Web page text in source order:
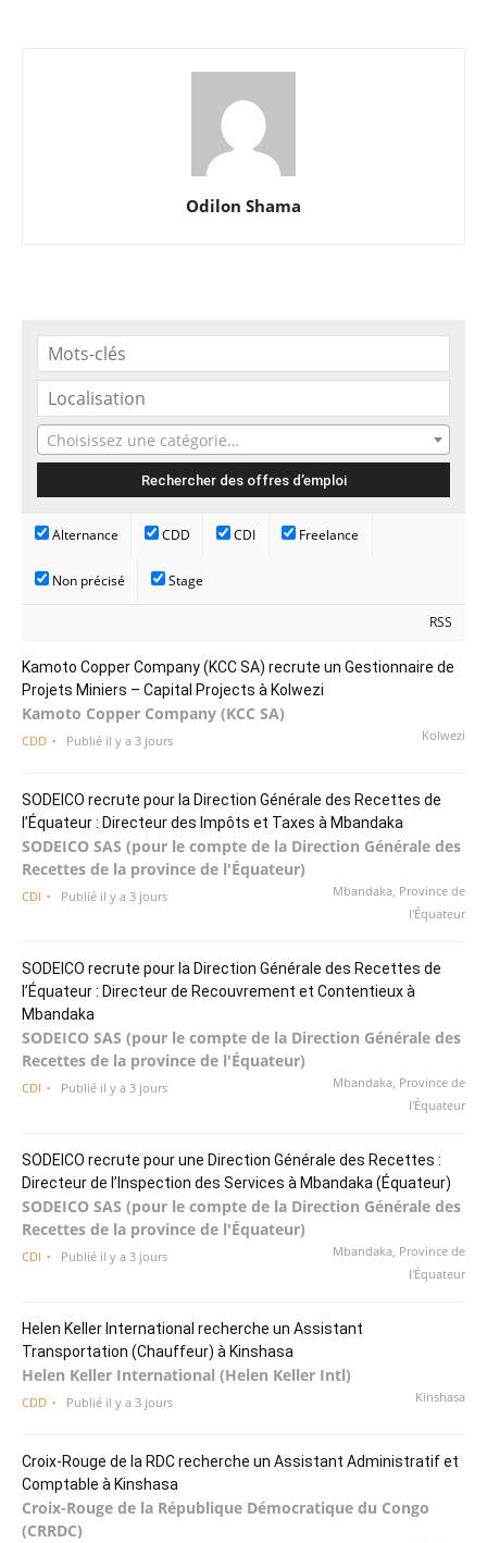
Odilon Shama
Choisissez une catégorie…
Alternance CDD CDI Freelance
Non précisé Stage
RSS
Kamoto Copper Company (KCC SA) recrute un Gestionnaire de
Projets Miniers – Capital Projects à Kolwezi
Kamoto Copper Company (KCC SA)
Kolwezi
CDD Publié il y a 3 jours
SODEICO recrute pour la Direction Générale des Recettes de
l’Équateur : Directeur des Impôts et Taxes à Mbandaka
SODEICO SAS (pour le compte de la Direction Générale des
Recettes de la province de l'Équateur)
Mbandaka, Province de
l'Équateur
CDI Publié il y a 3 jours
SODEICO recrute pour la Direction Générale des Recettes de
l’Équateur : Directeur de Recouvrement et Contentieux à
Mbandaka
SODEICO SAS (pour le compte de la Direction Générale des
Recettes de la province de l'Équateur)
Mbandaka, Province de
l'Équateur
CDI Publié il y a 3 jours
SODEICO recrute pour une Direction Générale des Recettes :
Directeur de l’Inspection des Services à Mbandaka (Équateur)
SODEICO SAS (pour le compte de la Direction Générale des
Recettes de la province de l'Équateur)
Mbandaka, Province de
l'Équateur
CDI Publié il y a 3 jours
Helen Keller International recherche un Assistant
Transportation (Chauffeur) à Kinshasa
Helen Keller International (Helen Keller Intl)
Kinshasa
CDD Publié il y a 3 jours
Croix-Rouge de la RDC recherche un Assistant Administratif et
Comptable à Kinshasa
Croix-Rouge de la République Démocratique du Congo
(CRRDC)